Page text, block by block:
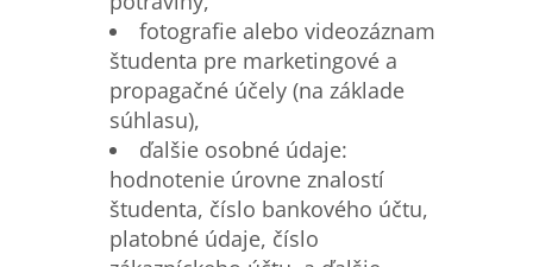
fotografie alebo videozáznam
študenta pre marketingové a
propagačné účely (na základe
súhlasu),
ďalšie osobné údaje:
hodnotenie úrovne znalostí
študenta, číslo bankového účtu,
platobné údaje, číslo